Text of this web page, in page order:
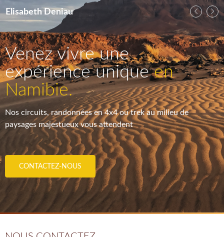
Venez vivre une
expérience uniqueen
Namibie.
Nos circuits, randonnées en 4x4 ou trek au milieu de
paysages majestueux vous attendent
CONTACTEZ-NOUS
NOUS CONTACTEZ